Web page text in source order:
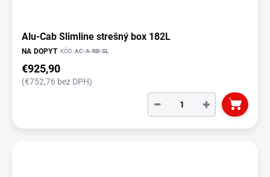
Alu-Cab Slimline strešný box 182L
NA DOPYT KÓD:AC-A-RB-SL
€925,90
(€752,76 bez DPH)
+
−